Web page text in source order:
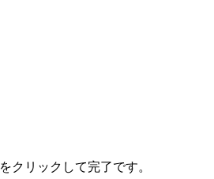
をクリックして完了です。